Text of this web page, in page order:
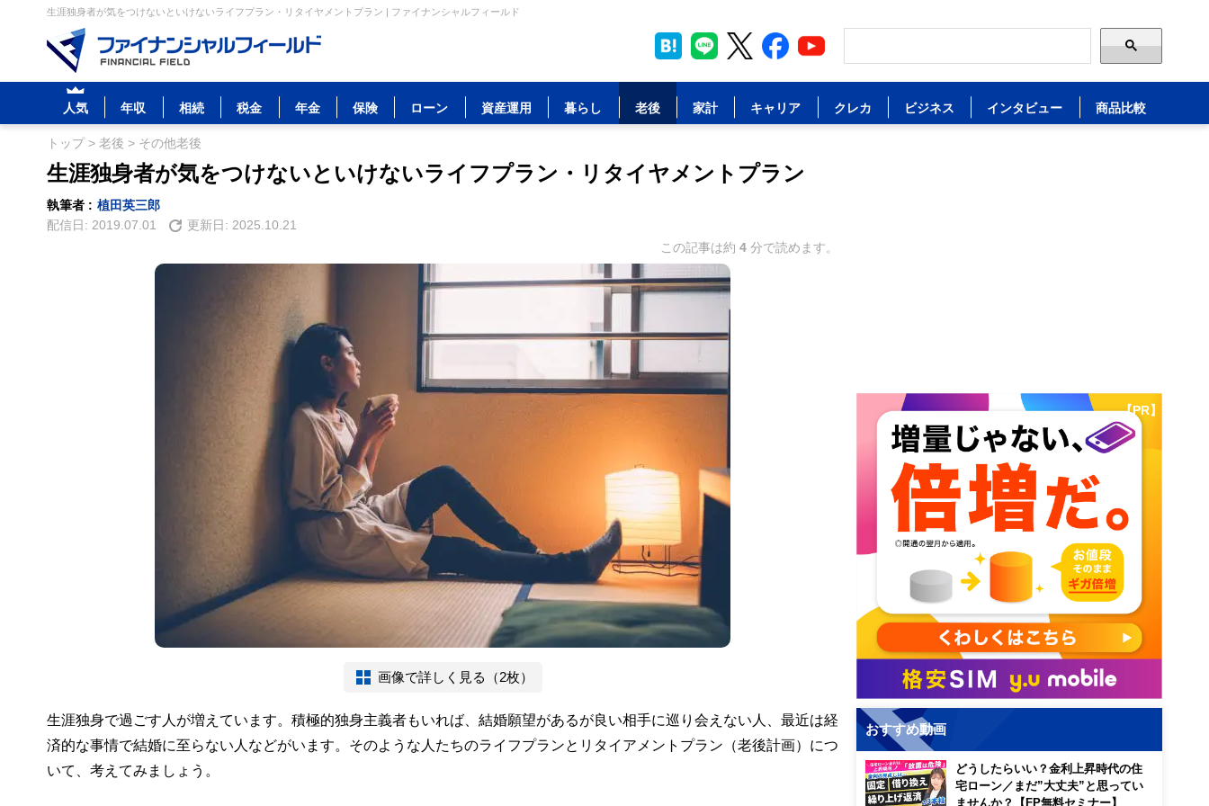
生涯独身者が気をつけないといけないライフプラン・リタイヤメントプラン | ファイナンシャルフィールド
人気 年収 相続 税金 年金 保険 ローン 資産運用 暮らし 老後 家計 キャリア クレカ ビジネス インタビュー 商品比較
トップ> 老後 > その他老後
生涯独身者が気をつけないといけないライフプラン・リタイヤメントプラン
執筆者 : 植田英三郎
配信日: 2019.07.01 更新日: 2025.10.21
この記事は約 4 分で読めます。
画像で詳しく見る（2枚）
生涯独身で過ごす人が増えています。積極的独身主義者もいれば、結婚願望があるが良い相手に巡り会えない人、最近は経
済的な事情で結婚に至らない人などがいます。そのような人たちのライフプランとリタイアメントプラン（老後計画）につ
いて、考えてみましょう。
【PR】
おすすめ動画
どうしたらいい？金利上昇時代の住
宅ローン／まだ”大丈夫”と思ってい
ませんか？【FP無料セミナー】